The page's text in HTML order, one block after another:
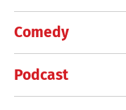
Comedy
Podcast